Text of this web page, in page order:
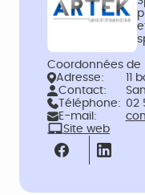
Coordonnées de
Adresse:
Contact:
Téléphone: 02
E-mail:
Site web